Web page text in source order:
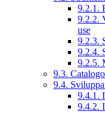
9.2.1.
9.2.2.
use
9.2.3.
9.2.4.
9.2.5.
9.3.
9.4.
9.4.1.
9.4.2.